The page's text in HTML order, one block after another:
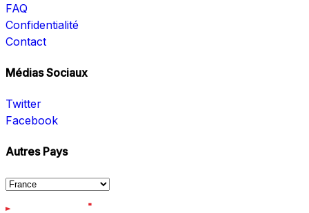
FAQ
Confidentialité
Contact
Médias Sociaux
Twitter
Facebook
Autres Pays